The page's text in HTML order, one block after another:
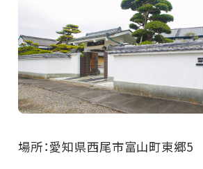
場所：愛知県西尾市富山町東郷5